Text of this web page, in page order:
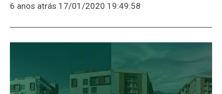
6 anos atrás 17/01/2020 19:49:58